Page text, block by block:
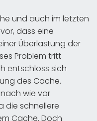
und auch im letzten
dass eine
Überlastung der
Problem tritt
entschloss sich
des Cache.
wie vor
die schnellere
Cache. Doch